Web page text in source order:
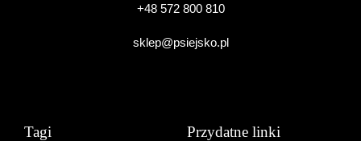
+48 572 800 810
sklep@psiejsko.pl
Tagi Przydatne linki